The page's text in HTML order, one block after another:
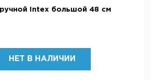
Intex большой 48 см
НЕТ В НАЛИЧИИ